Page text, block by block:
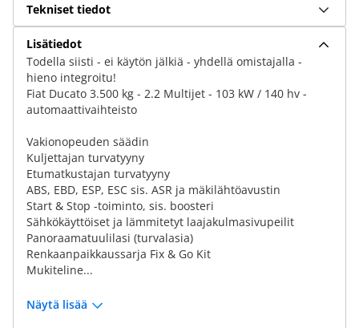
Tekniset tiedot
Lisätiedot
Todella siisti - ei käytön jälkiä - yhdellä omistajalla -
hieno integroitu!
Fiat Ducato 3.500 kg - 2.2 Multijet - 103 kW / 140 hv -
automaattivaihteisto
Vakionopeuden säädin
Kuljettajan turvatyyny
Etumatkustajan turvatyyny
ABS, EBD, ESP, ESC sis. ASR ja mäkilähtöavustin
Start & Stop -toiminto, sis. boosteri
Sähkökäyttöiset ja lämmitetyt laajakulmasivupeilit
Panoraamatuulilasi (turvalasia)
Renkaanpaikkaussarja Fix & Go Kit
Mukiteline...
Näytä lisää